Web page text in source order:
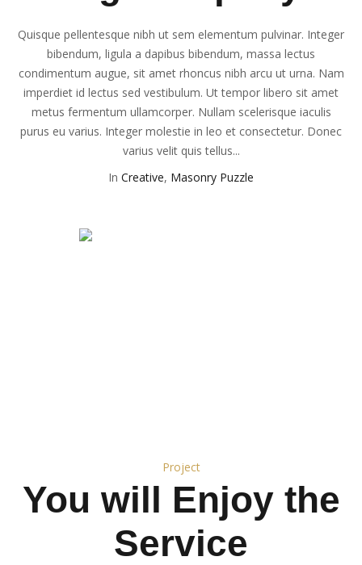
Quisque pellentesque nibh ut sem elementum pulvinar. Integer
bibendum, ligula a dapibus bibendum, massa lectus
condimentum augue, sit amet rhoncus nibh arcu ut urna. Nam
imperdiet id lectus sed vestibulum. Ut tempor libero sit amet
metus fermentum ullamcorper. Nullam scelerisque iaculis
purus eu varius. Integer molestie in leo et consectetur. Donec
varius velit quis tellus...
In Creative, Masonry Puzzle
Project
You will Enjoy the
Service